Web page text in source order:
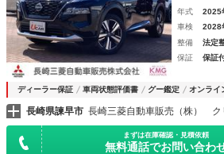
年式 2025
車検
2028
整備
法定
保証
保証
ディーラー保証 車両状態評価書 グー鑑定 オンライ
長崎県諫早市 長崎三菱自動車販売（株） ク
まずは在庫確認・見積依頼
無料通話でお問い合わ